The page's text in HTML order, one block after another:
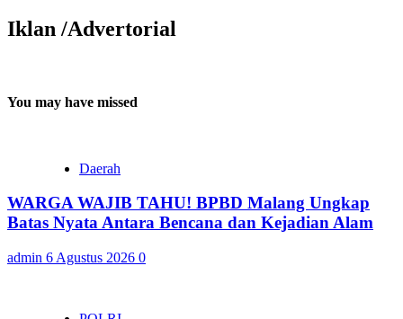
Iklan /Advertorial
You may have missed
Daerah
WARGA WAJIB TAHU! BPBD Malang Ungkap
Batas Nyata Antara Bencana dan Kejadian Alam
admin 6 Agustus 2026 0